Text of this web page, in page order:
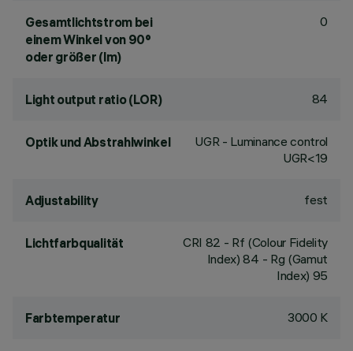
Gesamtlichtstrom bei
einem Winkel von 90°
oder größer (lm)
0
Light output ratio (LOR) 84
Optik und Abstrahlwinkel
UGR - Luminance control
UGR<19
Adjustability fest
Lichtfarbqualität CRI 82 - Rf (Colour Fidelity
Index) 84 - Rg (Gamut
Index) 95
Farbtemperatur 3000 K